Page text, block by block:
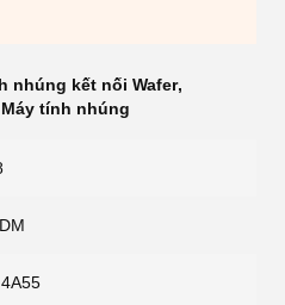
nhúng kết nối Wafer,
Máy tính nhúng